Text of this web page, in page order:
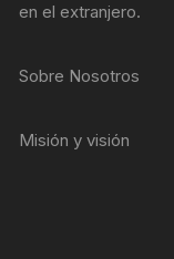
en el extranjero.
Sobre Nosotros
Misión y visión